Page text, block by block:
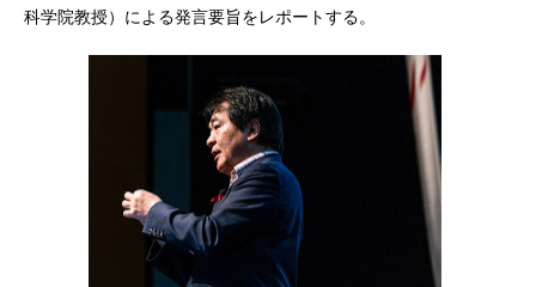
科学院教授）による発言要旨をレポートする。